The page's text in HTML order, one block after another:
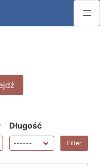
Długość